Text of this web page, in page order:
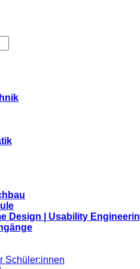
Design | Usability
Schüler:innen